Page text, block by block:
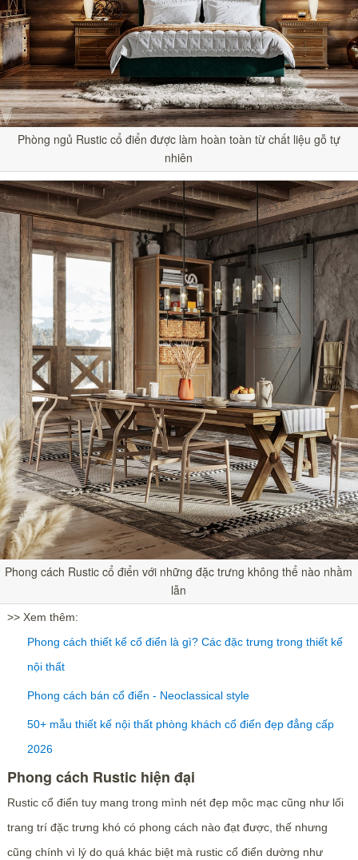
Phòng ngủ Rustic cổ điển được làm hoàn toàn từ chất liệu gỗ tự
nhiên
Phong cách Rustic cổ điển với những đặc trưng không thể nào nhầm
lẫn
>> Xem thêm:
Phong cách thiết kế cổ điển là gì? Các đặc trưng trong thiết kế
nội thất
Phong cách bán cổ điển - Neoclassical style
50+ mẫu thiết kế nội thất phòng khách cổ điển đẹp đẳng cấp
2026
Phong cách Rustic hiện đại
Rustic cổ điển tuy mang trong mình nét đẹp mộc mạc cũng như lối
trang trí đặc trưng khó có phong cách nào đạt được, thế nhưng
cũng chính vì lý do quá khác biệt mà rustic cổ điển dường như